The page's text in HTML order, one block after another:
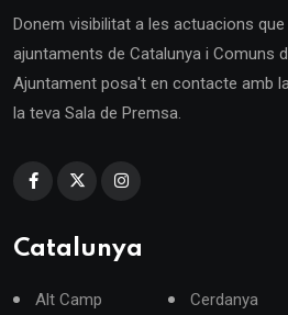
Donem visibilitat a les actuacions
ajuntaments de Catalunya i Comuns
Ajuntament posa't en contacte amb
la teva Sala de Premsa.
Catalunya
Alt Camp
Cerdanya